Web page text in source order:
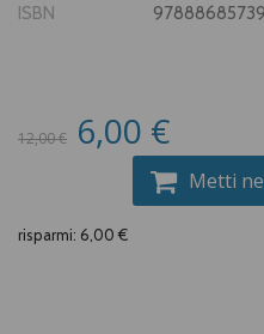
ISBN
12,00 € 6,00 €
Metti
risparmi: 6,00 €